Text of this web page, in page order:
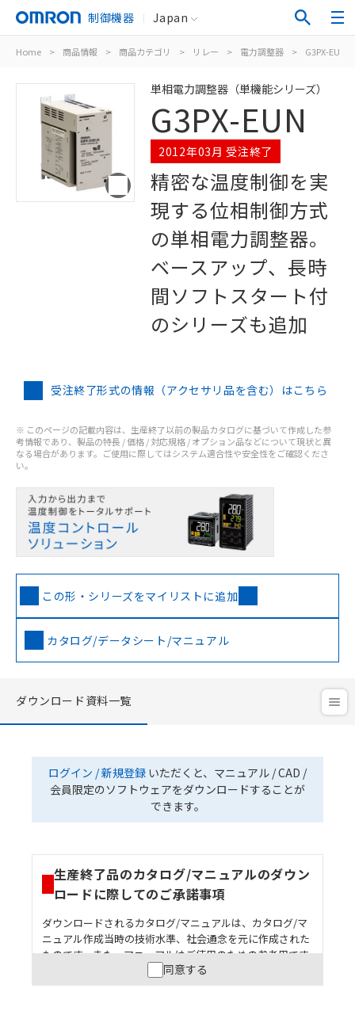
制御機器 Japan
Home > 商品情報 > 商品カテゴリ > リレー > 電力調整器 > G3PX-EUN
単相電力調整器（単機能シリーズ）
G3PX-EUN
2012年03月 受注終了
精密な温度制御を実
現する位相制御方式
の単相電力調整器。
ベースアップ、長時
間ソフトスタート付
のシリーズも追加
受注終了形式の情報（アクセサリ品を含む）はこちら
※ このページの記載内容は、生産終了以前の製品カタログに基づいて作成した参
考情報であり、製品の特長 / 価格 / 対応規格 / オプション品などについて現状と異
なる場合があります。ご使用に際してはシステム適合性や安全性をご確認くださ
い。
この形・シリーズをマイリストに追加
カタログ/データシート/マニュアル
ダウンロード資料一覧
ログイン / 新規登録 いただくと、マニュアル / CAD /
会員限定のソフトウェアをダウンロードすることが
できます。
生産終了品のカタログ/マニュアルのダウン
ロードに際してのご承諾事項
ダウンロードされるカタログ/マニュアルは、カタログ/マ
ニュアル作成当時の技術水準、社会通念を元に作成された
ものです。また、マニュアルはご使用のための参考用です
ので、ご使用にあたっての安全性については十分にご配慮
ください。以下の内容をご承諾の上、ご利用ください。
同意する